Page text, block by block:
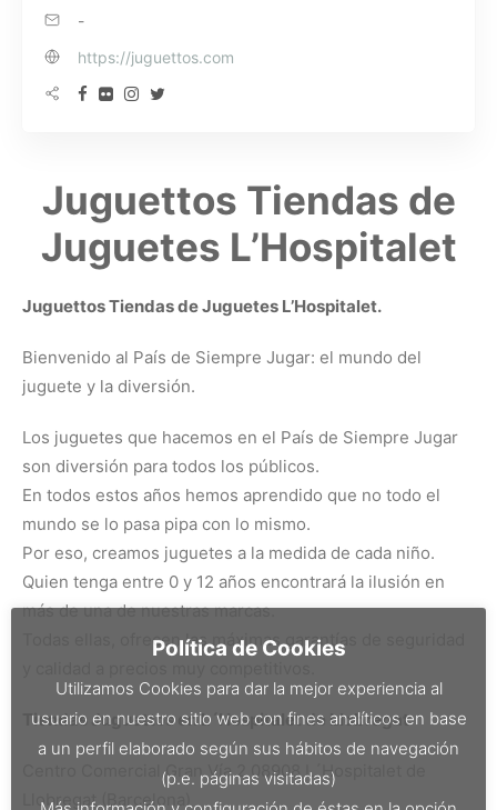
-
https://juguettos.com
Juguettos Tiendas de
Juguetes L’Hospitalet
Juguettos Tiendas de Juguetes L’Hospitalet.
Bienvenido al País de Siempre Jugar: el mundo del
juguete y la diversión.
Los juguetes que hacemos en el País de Siempre Jugar
son diversión para todos los públicos.
En todos estos años hemos aprendido que no todo el
mundo se lo pasa pipa con lo mismo.
Por eso, creamos juguetes a la medida de cada niño.
Quien tenga entre 0 y 12 años encontrará la ilusión en
más de una de nuestras marcas.
Todas ellas, ofrecen las máximas garantías de seguridad
Tiendas Juguettos en L´Hospitalet de Llobregat
Centro Comercial Gran Vía 2 08908 L´Hospitalet de
Llobregat (Barcelona)
Política de Cookies
Utilizamos Cookies para dar la mejor experiencia al
usuario en nuestro sitio web con fines analíticos en base
a un perfil elaborado según sus hábitos de navegación
(p.e. páginas visitadas)